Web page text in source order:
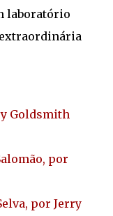
laboratório
Goldsmith
por
por Jerry